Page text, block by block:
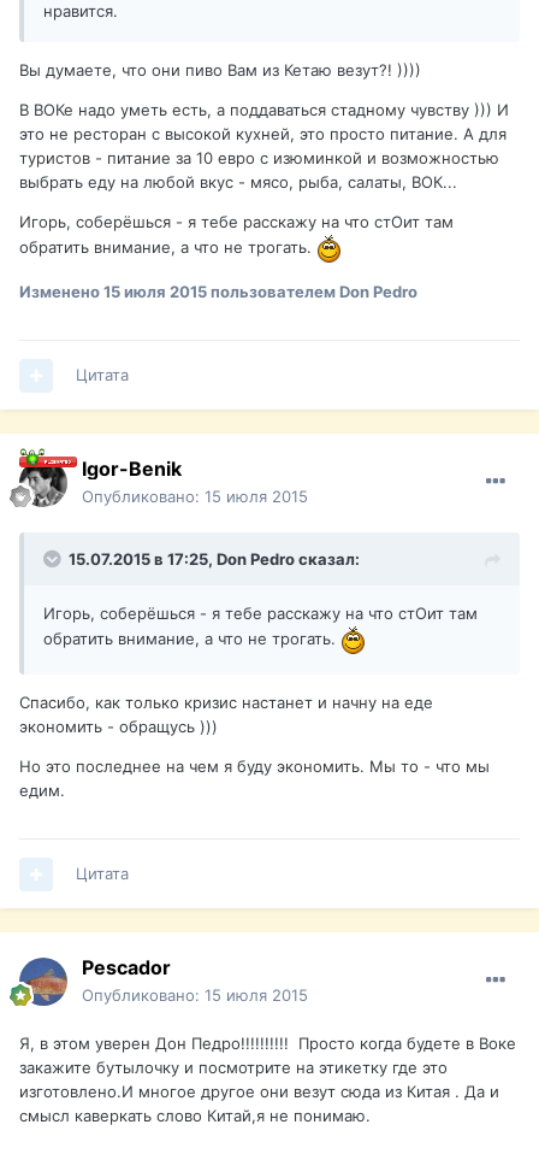
нравится.
Вы думаете, что они пиво Вам из Кетаю везут?! ))))
В ВОКе надо уметь есть, а поддаваться стадному чувству ))) И
это не ресторан с высокой кухней, это просто питание. А для
туристов - питание за 10 евро с изюминкой и возможностью
выбрать еду на любой вкус - мясо, рыба, салаты, ВОК...
Игорь, соберёшься - я тебе расскажу на что стОит там
обратить внимание, а что не трогать.
Изменено15 июля 2015пользователем Don Pedro
Цитата
Igor-Benik
Опубликовано: 15 июля 2015
15.07.2015 в 17:25, Don Pedroсказал:
Игорь, соберёшься - я тебе расскажу на что стОит там
обратить внимание, а что не трогать.
Спасибо, как только кризис настанет и начну на еде
экономить - обращусь )))
Но это последнее на чем я буду экономить. Мы то - что мы
едим.
Цитата
Pescador
Опубликовано: 15 июля 2015
Я, в этом уверен Дон Педро!!!!!!!!!! Просто когда будете в Воке
закажите бутылочку и посмотрите на этикетку где это
изготовлено.И многое другое они везут сюда из Китая . Да и
смысл каверкать слово Китай,я не понимаю.